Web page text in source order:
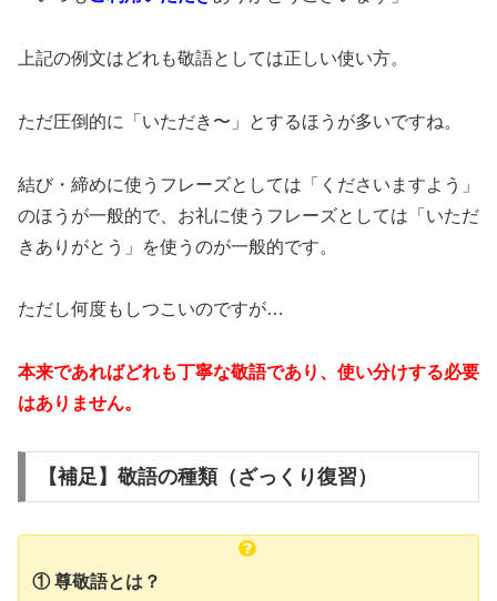
上記の例文はどれも敬語としては正しい使い方。
ただ圧倒的に「いただき〜」とするほうが多いですね。
結び・締めに使うフレーズとしては「くださいますよう」
のほうが一般的で、お礼に使うフレーズとしては「いただ
きありがとう」を使うのが一般的です。
ただし何度もしつこいのですが…
本来であればどれも丁寧な敬語であり、使い分けする必要
はありません。
【補足】敬語の種類（ざっくり復習）
① 尊敬語とは？